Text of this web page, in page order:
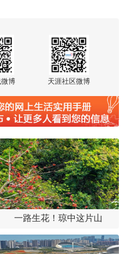
博 天涯社区微博
一路生花！琼中这片山